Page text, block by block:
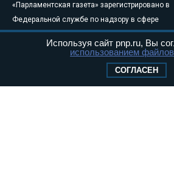
«Парламентская газета» зарегистрировано в
Федеральной службе по надзору в сфере
связи, информационных технологий и
массовых коммуникаций (Роскомнадзор) 05
Свидетельство о регистрации Эл № ФС77-
Используя сайт pnp.ru, Вы
использованием
СОГЛАСЕН